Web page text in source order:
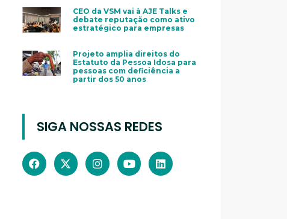
CEO da VSM vai à AJE Talks e
debate reputação como ativo
estratégico para empresas
Projeto amplia direitos do
Estatuto da Pessoa Idosa para
pessoas com deficiência a
partir dos 50 anos
SIGA NOSSAS REDES